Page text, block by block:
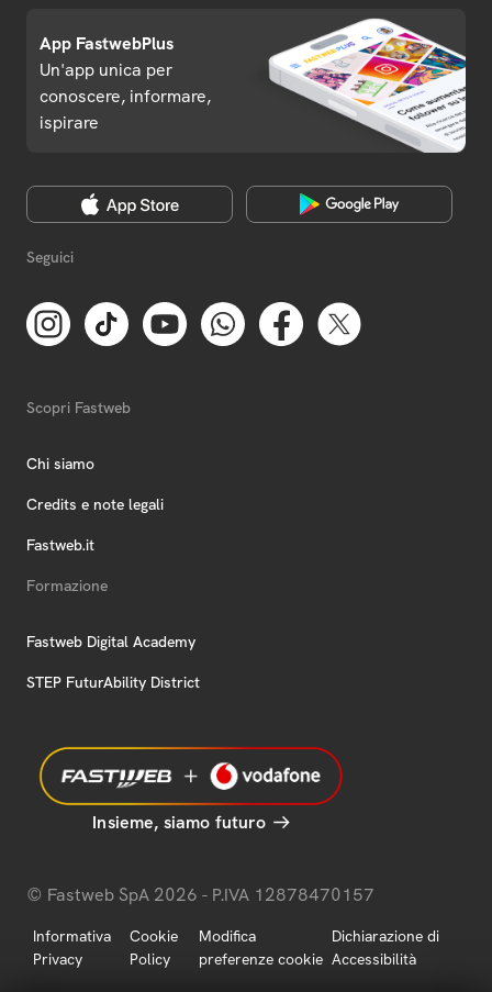
App FastwebPlus
Un'app unica per
conoscere, informare,
ispirare
Seguici
Scopri Fastweb
Chi siamo
Credits e note legali
Fastweb.it
Formazione
Fastweb Digital Academy
STEP FuturAbility District
Insieme, siamo futuro
© Fastweb SpA 2026 - P.IVA 12878470157
Informativa
Privacy
Cookie
Policy
Modifica
preferenze cookie
Dichiarazione di
Accessibilità